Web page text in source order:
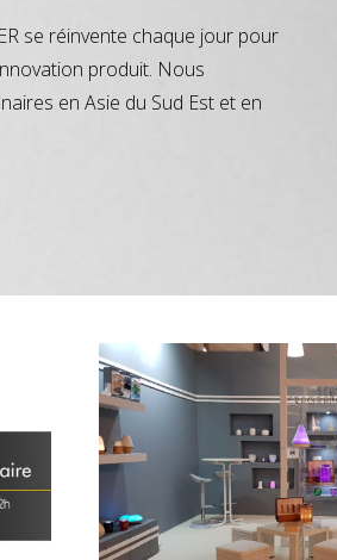
se réinvente chaque jour pour
produit. Nous
en Asie du Sud Est et en